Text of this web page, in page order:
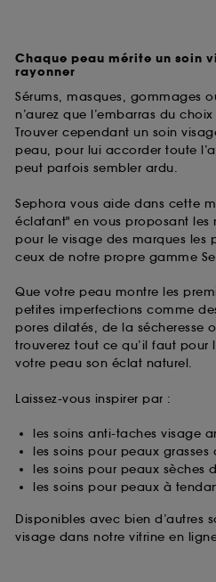
Chaque peau mérite un soin
rayonner
Sérums, masques, gommages
n’aurez que l’embarras du
Trouver cependant un soin
peau, pour lui accorder toute
peut parfois sembler ardu.
Sephora vous aide dans cette
éclatant" en vous proposant les
pour le visage des marques les
ceux de notre propre gamme
Que votre peau montre les
petites imperfections comme
pores dilatés, de la sécheresse
trouverez tout ce qu’il faut pour
votre peau son éclat naturel.
Laissez-vous inspirer par :
les soins anti-taches visage
les soins pour peaux grasses
les soins pour peaux sèches
les soins pour peaux à
Disponibles avec bien d’autres
visage dans notre vitrine en